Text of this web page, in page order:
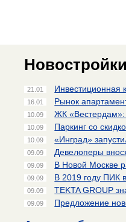
21.01 Инвестиционная
16.01 Рынок
10.09 ЖК «Вестердам»:
10.09 Паркинг со
10.09 «Инград»
09.09 Девелоперы
09.09 В Новой Москве
09.09 В 2019 году ПИК
09.09 TEKTA GROUP
09.09 Предложение